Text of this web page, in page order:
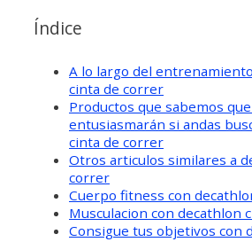
Índice
A lo largo del
cinta de correr
Productos que sabemos
entusiasmarán si andas
cinta de correr
Otros articulos similares a
correr
Cuerpo fitness con
Musculacion con decathlon
Consigue tus objetivos con